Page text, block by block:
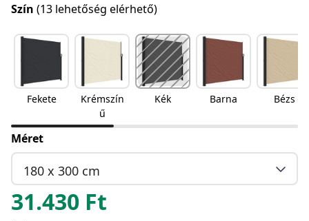
Szín (13 lehetőség elérhető)
Fekete
Krémszín
ű
Kék Barna Bézs
Méret
180 x 300 cm
31.430 Ft